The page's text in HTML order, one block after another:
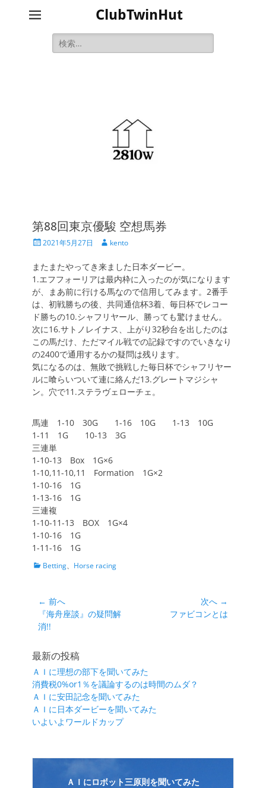
ClubTwinHut
検
索:
第88回東京優駿 空想馬券
投
日
2021年5月27日
投
者
kento
またまたやってき来ました日本ダービー。
1.エフフォーリアは最内枠に入ったのが気になります
が、まあ前に行ける馬なので信用してみます。2番手
は、初戦勝ちの後、共同通信杯3着、毎日杯でレコー
ド勝ちの10.シャフリヤール、勝っても驚けません。
次に16.サトノレイナス、上がり32秒台を出したのは
この馬だけ、ただマイル戦での記録ですのでいきなり
の2400で通用するかの疑問は残ります。
気になるのは、無敗で挑戦した毎日杯でシャフリヤー
ルに喰らいついて連に絡んだ13.グレートマジシャ
ン。穴で11.ステラヴェローチェ。
馬連 1-10 30G 1-16 10G 1-13 10G
1-11 1G 10-13 3G
三連単
1-10-13 Box 1G×6
1-10,11-10,11 Formation 1G×2
1-10-16 1G
1-13-16 1G
三連複
1-10-11-13 BOX 1G×4
1-10-16 1G
1-11-16 1G
カ Betting、 Horse racing
投
稿
ナ
ビ
ゲ
ー
シ
ョ
ン
← 前へ
前
の
稿:
『海舟座談』の疑問解
消!!
次へ →
ファビコンとは
最新の投稿
ＡＩに理想の部下を聞いてみた
消費税0%or1％を議論するのは時間のムダ？
ＡＩに安田記念を聞いてみた
ＡＩに日本ダービーを聞いてみた
いよいよワールドカップ
ＡＩにロボット三原則を聞いてみた